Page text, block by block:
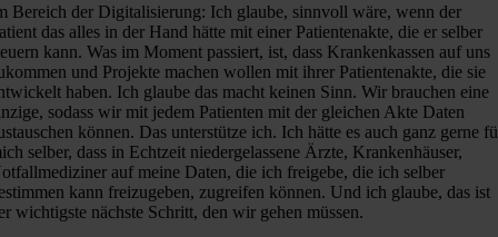
Bereich der Digitalisierung: Ich glaube, sinnvoll wäre, wenn der
das alles in der Hand hätte mit einer Patientenakte, die er selber
kann. Was im Moment passiert, ist, dass Krankenkassen auf uns
und Projekte machen wollen mit ihrer Patientenakte, die sie
haben. Ich glaube das macht keinen Sinn. Wir brauchen eine
sodass wir mit jedem Patienten mit der gleichen Akte Daten
können. Das unterstütze ich. Ich hätte es auch ganz gerne
selber, dass in Echtzeit niedergelassene Ärzte, Krankenhäuser,
auf meine Daten, die ich freigebe, die ich selber
kann freizugeben, zugreifen können. Und ich glaube, das ist
wichtigste nächste Schritt, den wir gehen müssen.